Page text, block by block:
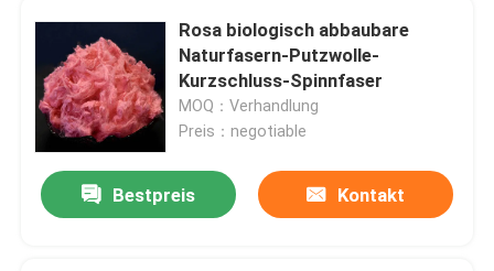
Rosa biologisch abbaubare
Naturfasern-Putzwolle-
Kurzschluss-Spinnfaser
MOQ：Verhandlung
Preis：negotiable
Bestpreis Kontakt